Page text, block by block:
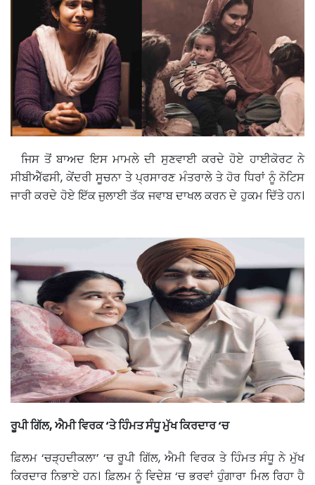
ਜਿਸ ਤੋਂ ਬਾਅਦ ਇਸ ਮਾਮਲੇ ਦੀ ਸੁਣਵਾਈ ਕਰਦੇ ਹੋਏ ਹਾਈਕੋਰਟ ਨੇ
ਸੀਬੀਐੱਫਸੀ, ਕੇਂਦਰੀ ਸੂਚਨਾ ਤੇ ਪ੍ਰਸਾਰਣ ਮੰਤਰਾਲੇ ਤੇ ਹੋਰ ਧਿਰਾਂ ਨੂੰ ਨੋਟਿਸ
ਜਾਰੀ ਕਰਦੇ ਹੋਏ ਇੱਕ ਜੁਲਾਈ ਤੱਕ ਜਵਾਬ ਦਾਖਲ ਕਰਨ ਦੇ ਹੁਕਮ ਦਿੱਤੇ ਹਨ।
ਰੂਪੀ ਗਿੱਲ, ਐਮੀ ਵਿਰਕ ‘ਤੇ ਹਿੰਮਤ ਸੰਧੂ ਮੁੱਖ ਕਿਰਦਾਰ ‘ਚ
ਫ਼ਿਲਮ ‘ਚੜ੍ਹਦੀਕਲਾ’ ‘ਚ ਰੂਪੀ ਗਿੱਲ, ਐਮੀ ਵਿਰਕ ਤੇ ਹਿੰਮਤ ਸੰਧੂ ਨੇ ਮੁੱਖ
ਕਿਰਦਾਰ ਨਿਭਾਏ ਹਨ। ਫ਼ਿਲਮ ਨੂੰ ਵਿਦੇਸ਼ ‘ਚ ਭਰਵਾਂ ਹੁੰਗਾਰਾ ਮਿਲ ਰਿਹਾ ਹੈ